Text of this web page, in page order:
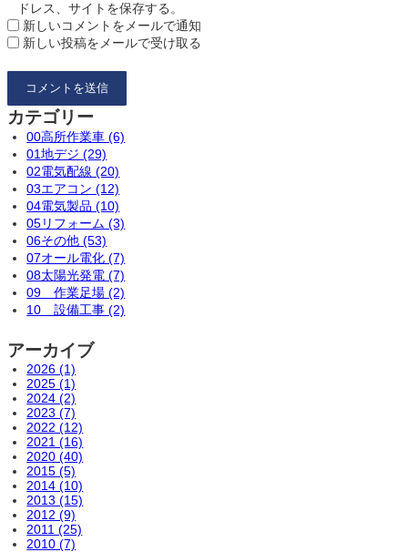
ドレス、サイトを保存する。
新しいコメントをメールで通知
新しい投稿をメールで受け取る
カテゴリー
00高所作業車 (6)
01地デジ (29)
02電気配線 (20)
03エアコン (12)
04電気製品 (10)
05リフォーム (3)
06その他 (53)
07オール電化 (7)
08太陽光発電 (7)
09 作業足場 (2)
10 設備工事 (2)
アーカイブ
2026 (1)
2025 (1)
2024 (2)
2023 (7)
2022 (12)
2021 (16)
2020 (40)
2015 (5)
2014 (10)
2013 (15)
2012 (9)
2011 (25)
2010 (7)